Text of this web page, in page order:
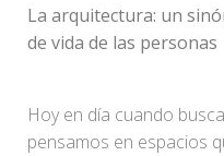
La arquitectura: un
de vida de las personas
Hoy en día cuando
pensamos en espacios